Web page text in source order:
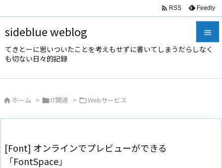
sideblue weblog
てきとーに思いついたことを考えもせずに書いてしまうだらしなく
も切ない日々的記録



 RSS Feedly
 ホーム > IT関連 > Webサービス
[Font] オンラインでプレビューができる
「FontSpace」